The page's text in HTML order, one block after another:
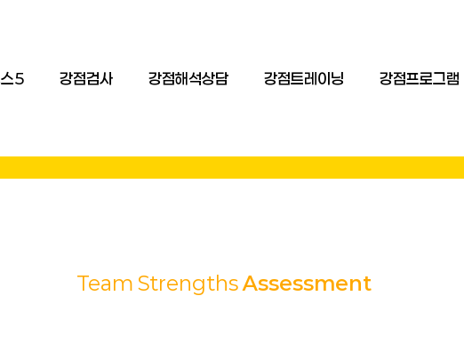
5 강점검사 강점해석상담 강점트레이닝 강점프로그램
Team StrengthsAssessment